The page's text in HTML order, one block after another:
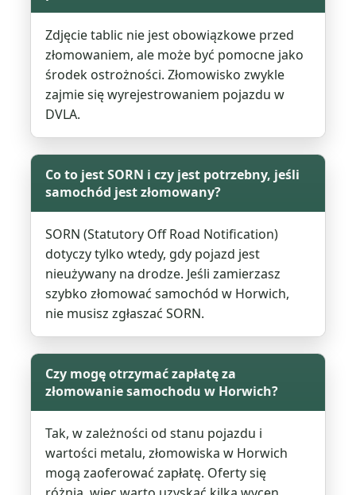
Zdjęcie tablic nie jest obowiązkowe przed
złomowaniem, ale może być pomocne jako
środek ostrożności. Złomowisko zwykle
zajmie się wyrejestrowaniem pojazdu w
DVLA.
Co to jest SORN i czy jest potrzebny, jeśli
samochód jest złomowany?
SORN (Statutory Off Road Notification)
dotyczy tylko wtedy, gdy pojazd jest
nieużywany na drodze. Jeśli zamierzasz
szybko złomować samochód w Horwich,
nie musisz zgłaszać SORN.
Czy mogę otrzymać zapłatę za
złomowanie samochodu w Horwich?
Tak, w zależności od stanu pojazdu i
wartości metalu, złomowiska w Horwich
mogą zaoferować zapłatę. Oferty się